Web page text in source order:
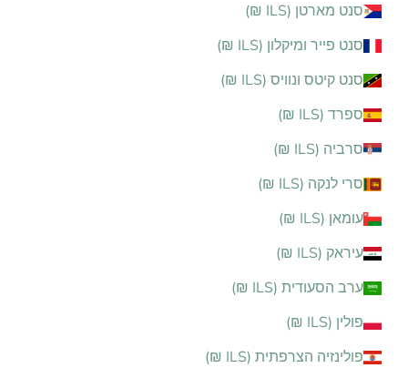
סנט מארטן (ILS ₪)
סנט פייר ומיקלון (ILS ₪)
סנט קיטס ונוויס (ILS ₪)
ספרד (ILS ₪)
סרביה (ILS ₪)
סרי לנקה (ILS ₪)
עומאן (ILS ₪)
עיראק (ILS ₪)
ערב הסעודית (ILS ₪)
פולין (ILS ₪)
פולינזיה הצרפתית (ILS ₪)